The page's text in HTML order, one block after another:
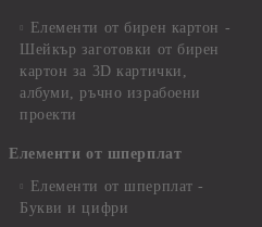
Елементи от бирен картон -
Шейкър заготовки от бирен
картон за 3D картички,
албуми, ръчно израбоени
проекти
Елементи от шперплат
Елементи от шперплат -
Букви и цифри